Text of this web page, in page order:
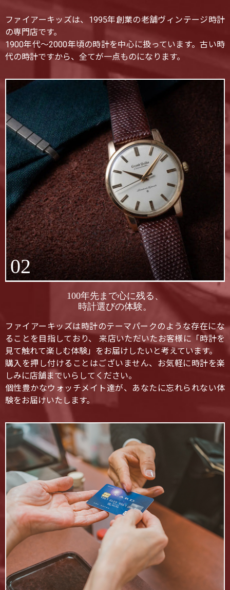
ファイアーキッズは、1995年創業の老舗ヴィンテージ時計
の専門店です。
1900年代〜2000年頃の時計を中心に扱っています。古い時
代の時計ですから、全てが一点ものになります。
02
100年先まで心に残る、
時計選びの体験。
ファイアーキッズは時計のテーマパークのような存在にな
ることを目指しており、 来店いただいたお客様に「時計を
見て触れて楽しむ体験」をお届けしたいと考えています。
購入を押し付けることはございません、お気軽に時計を楽
しみに店舗までいらしてください。
個性豊かなウォッチメイト達が、あなたに忘れられない体
験をお届けいたします。